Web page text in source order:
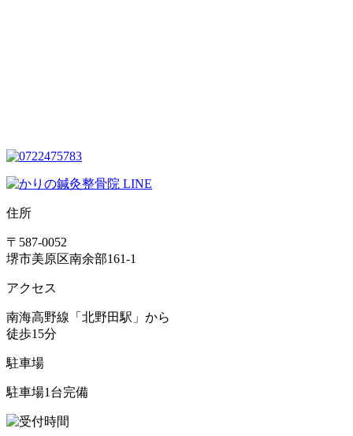
住所
〒587-0052
堺市美原区南余部161-1
アクセス
南海高野線「北野田駅」から
徒歩15分
駐車場
駐車場1台完備